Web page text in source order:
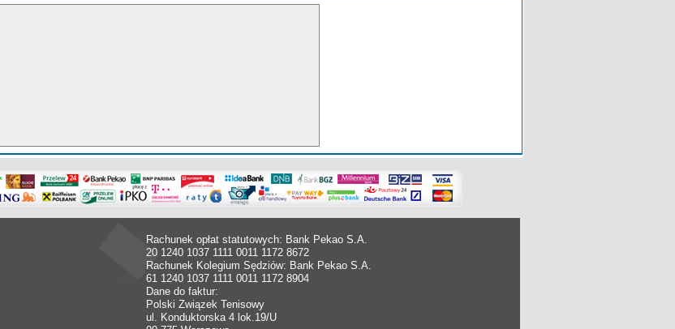
Rachunek opłat statutowych: Bank Pekao S.A.
20 1240 1037 1111 0011 1172 8672
Rachunek Kolegium Sędziów: Bank Pekao S.A.
61 1240 1037 1111 0011 1172 8904
Dane do faktur:
Polski Związek Tenisowy
ul. Konduktorska 4 lok.19/U